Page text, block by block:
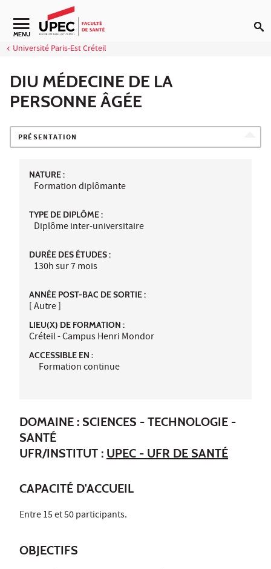
Aller au contenu
Navigation secondaire
MENU
Université Paris-Est Créteil
DIU MÉDECINE DE LA
PERSONNE ÂGÉE
PRÉSENTATION
NATURE :
Formation diplômante
TYPE DE DIPLÔME :
Diplôme inter-universitaire
DURÉE DES ÉTUDES :
130h sur 7 mois
ANNÉE POST-BAC DE SORTIE :
[ Autre ]
LIEU(X) DE FORMATION :
Créteil - Campus Henri Mondor
ACCESSIBLE EN :
Formation continue
DOMAINE : SCIENCES - TECHNOLOGIE -
SANTÉ
UFR/INSTITUT : UPEC - UFR DE SANTÉ
CAPACITÉ D'ACCUEIL
Entre 15 et 50 participants.
OBJECTIFS